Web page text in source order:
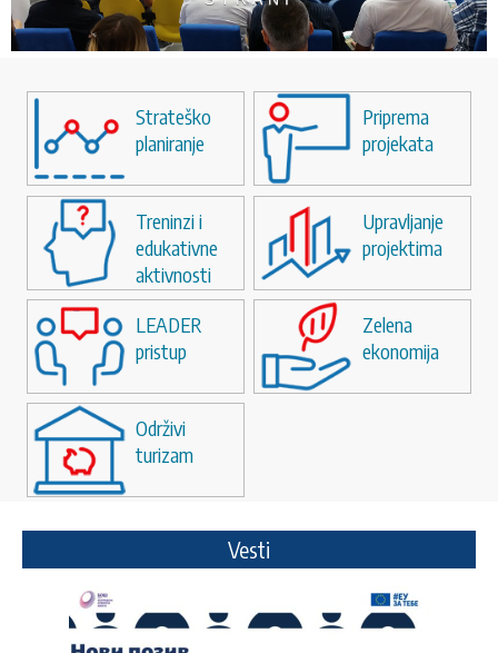
KONTAKT
SEARCH
FORM
PRETRAGA
ZLATIBORSKOM, RAŠKOM I
PODUNAVSKOM OKRUGU
Strateško
planiranje
Priprema
projekata
Treninzi i
edukativne
aktivnosti
Upravljanje
projektima
LEADER
pristup
Zelena
ekonomija
Održivi
turizam
Vesti